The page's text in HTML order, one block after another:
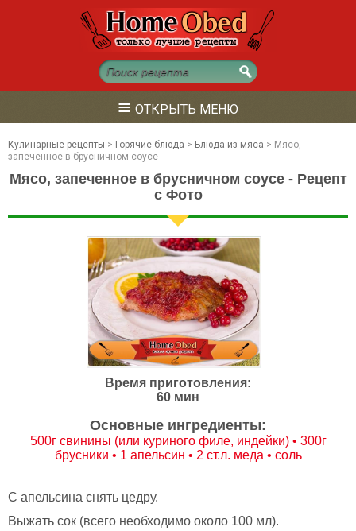
≡ ОТКРЫТЬ МЕНЮ
Кулинарные рецепты > Горячие блюда > Блюда из мяса > Мясо,
запеченное в брусничном соусе
Мясо, запеченное в брусничном соусе - Рецепт
с Фото
Время приготовления:
60 мин
Основные ингредиенты:
500г свинины (или куриного филе, индейки) • 300г
брусники • 1 апельсин • 2 ст.л. меда • соль
С апельсина снять цедру.
Выжать сок (всего необходимо около 100 мл).